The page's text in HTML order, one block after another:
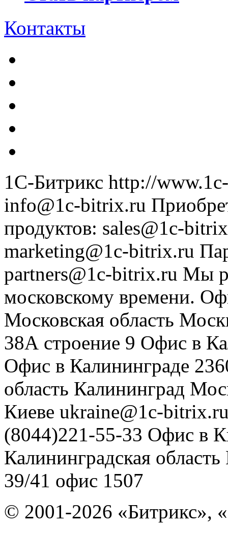
Контакты
1С-Битрикс http://
info@1c-bitrix.ru
продуктов: sales@1c-
marketing@1c-bitrix.ru
partners@1c-bitrix.ru Мы
московскому времени.
Московская область
38А строение 9 Офис в
Офис в Калининграде
область Калининград
Киеве ukraine@1c-
(8044)221-55-33 Офис в
Калининградская область
39/41 офис 1507
© 2001-2026 «Битрикс»,